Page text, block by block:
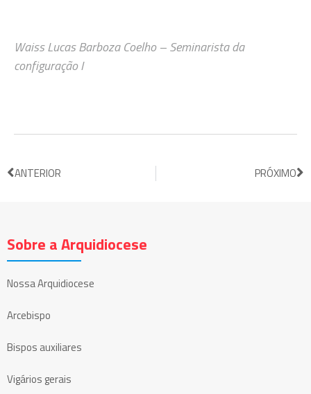
Waiss Lucas Barboza Coelho – Seminarista da
configuração I
ANTERIOR PRÓXIMO
Sobre a Arquidiocese
Nossa Arquidiocese
Arcebispo
Bispos auxiliares
Vigários gerais